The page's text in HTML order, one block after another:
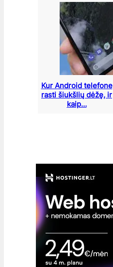
Kur Android telefone
rasti šiukšlių dėžę, ir
kaip…